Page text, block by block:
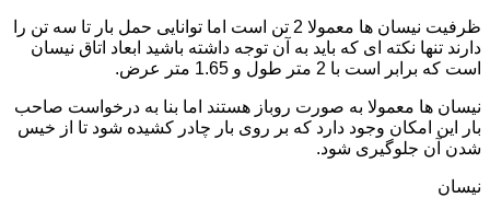
ظرفیت نیسان ها معمولا 2 تن است اما توانایی حمل بار تا سه تن را
دارند تنها نکته ای که باید به آن توجه داشته باشید ابعاد اتاق نیسان
است که برابر است با 2 متر طول و 1.65 متر عرض.
نیسان ها معمولا به صورت روباز هستند اما بنا به درخواست صاحب
بار این امکان وجود دارد که بر روی بار چادر کشیده شود تا از خیس
شدن آن جلوگیری شود.
نیسان